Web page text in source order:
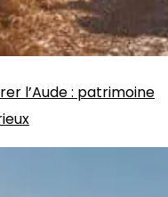
l’Aude : patrimoine